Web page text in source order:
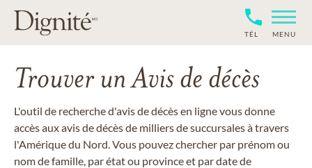
TÉL MENU
Trouver un Avis de décès
L'outil de recherche d'avis de décès en ligne vous donne
accès aux avis de décès de milliers de succursales à travers
l'Amérique du Nord. Vous pouvez chercher par prénom ou
nom de famille, par état ou province et par date de